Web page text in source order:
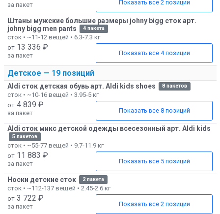
за пакет Показать все 2 позиции
Штаны мужские большие размеры johny bigg сток арт.
johny bigg men pants
4 пакета
сток • ~11-12 вещей • 6.3-7.3 кг
от 13 336 ₽
за пакет Показать все 4 позиции
Детское — 19 позиций
Aldi сток детская обувь арт. Aldi kids shoes 8 пакетов
сток • ~10-16 вещей • 3.95-5 кг
от 4 839 ₽
за пакет Показать все 8 позиций
Aldi сток микс детской одежды всесезонный арт. Aldi kids
5 пакетов
сток • ~55-77 вещей • 9.7-11.9 кг
от 11 883 ₽
за пакет Показать все 5 позиций
Носки детские сток 2 пакета
сток • ~112-137 вещей • 2.45-2.6 кг
от 3 722 ₽
за пакет Показать все 2 позиции